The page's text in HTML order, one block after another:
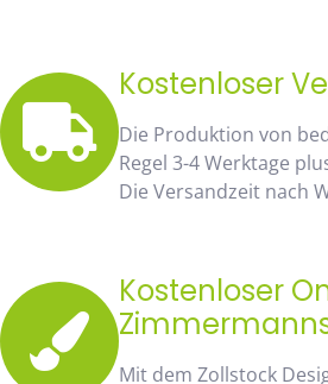
Kostenloser
Die Produktion von
Regel 3-4 Werktage
Die Versandzeit nach
Kostenloser
Mit dem Zollstock